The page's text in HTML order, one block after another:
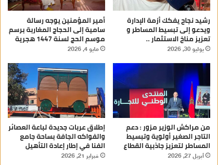
رشيد نجاح يفكك أزمة الإدارة
ويدعو إلى تبسيط المساطر و
تعزيز مناخ الاستثمار ..
يوليو 30, 2026
أمير المؤمنين يوجه رسالة
سامية إلى الحجاج المغاربة برسم
موسم الحج لسنة 1447 هجرية
مايو 4, 2026
من مراكش الوزير مزور : دعم
التاجر الصغير أولوية وتبسيط
المساطر لتعزيز جاذبية القطاع
أبريل 27, 2026
إطلاق عربات جديدة لباعة العصائر
والفواكه الجافة بساحة جامع
الفنا في إطار إعادة التأهيل
فبراير 21, 2026